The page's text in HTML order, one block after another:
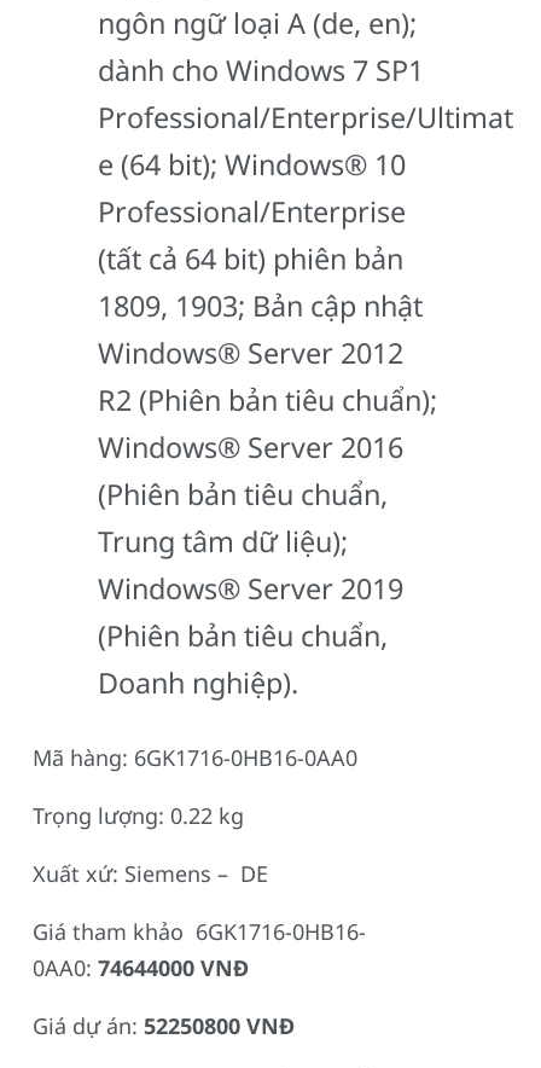
ngôn ngữ loại A (de, en);
dành cho Windows 7 SP1
Professional/Enterprise/Ultimat
e (64 bit); Windows® 10
Professional/Enterprise
(tất cả 64 bit) phiên bản
1809, 1903; Bản cập nhật
Windows® Server 2012
R2 (Phiên bản tiêu chuẩn);
Windows® Server 2016
(Phiên bản tiêu chuẩn,
Trung tâm dữ liệu);
Windows® Server 2019
(Phiên bản tiêu chuẩn,
Doanh nghiệp).
Mã hàng: 6GK1716-0HB16-0AA0
Trọng lượng: 0.22 kg
Xuất xứ: Siemens – DE
Giá tham khảo 6GK1716-0HB16-
0AA0: 74644000 VNĐ
Giá dự án: 52250800 VNĐ